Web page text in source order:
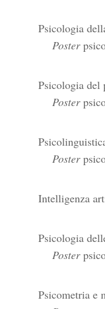
Psicologia
Poster
Psicologia del
Poster
Poster
Intelligenza
Psicologia
Poster
Psicometria e